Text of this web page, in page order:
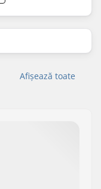
Afișează toate